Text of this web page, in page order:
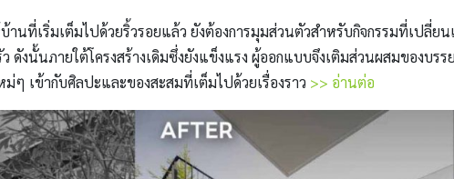
านที่เริ่มเต็มไปด้วยริ้วรอยแล้ว ยังต้องการมุมส่วนตัวสำหรับกิจกรรมที่เปลี่
ดังนั้นภายใต้โครงสร้างเดิมซึ่งยังแข็งแรง ผู้ออกแบบจึงเติมส่วนผสมของบรร
เข้ากับศิลปะและของสะสมที่เต็มไปด้วยเรื่องราว >> อ่านต่อ